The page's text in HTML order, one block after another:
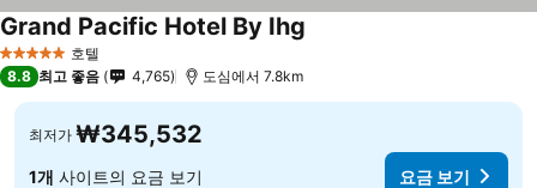
5 성급 호텔
Grand Pacific Hotel By Ihg
8.8 최고 좋음 4,765 도심에서 7.8km
최저가 ₩345,532
1개 사이트의 요금 보기 요금 보기